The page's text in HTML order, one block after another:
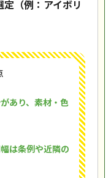
（例：アイボリ
あり、素材・色
は条例や近隣の